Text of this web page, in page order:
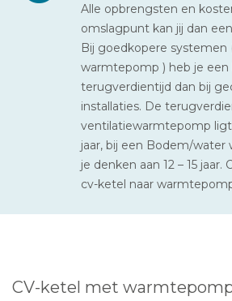
Alle opbrengsten en
omslagpunt kan jij dan
Bij goedkopere systemen
warmtepomp ) heb je een
terugverdientijd dan bij
installaties. De
ventilatiewarmtepomp
jaar, bij een Bodem/
je denken aan 12 – 15 jaar.
cv-ketel naar
CV-ketel met